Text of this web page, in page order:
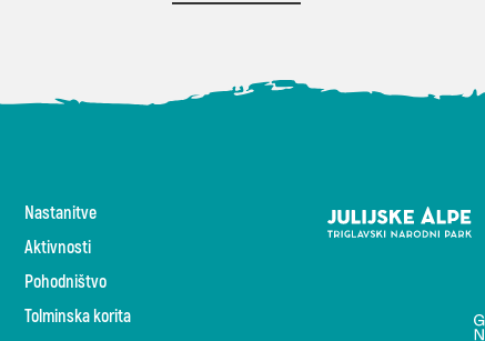
Nastanitve
Aktivnosti
Pohodništvo
Tolminska korita